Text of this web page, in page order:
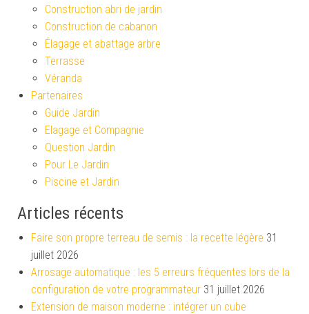
Construction abri de jardin
Construction de cabanon
Élagage et abattage arbre
Terrasse
Véranda
Partenaires
Guide Jardin
Elagage et Compagnie
Question Jardin
Pour Le Jardin
Piscine et Jardin
Articles récents
Faire son propre terreau de semis : la recette légère 31
juillet 2026
Arrosage automatique : les 5 erreurs fréquentes lors de la
configuration de votre programmateur 31 juillet 2026
Extension de maison moderne : intégrer un cube